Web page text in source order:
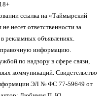
ссылка на «Таймырский
несет ответственности за
объявлениях.
информацию.
по надзору в сфере связи,
коммуникаций. Свидетельство
ЭЛ № ФС 77-59649 от